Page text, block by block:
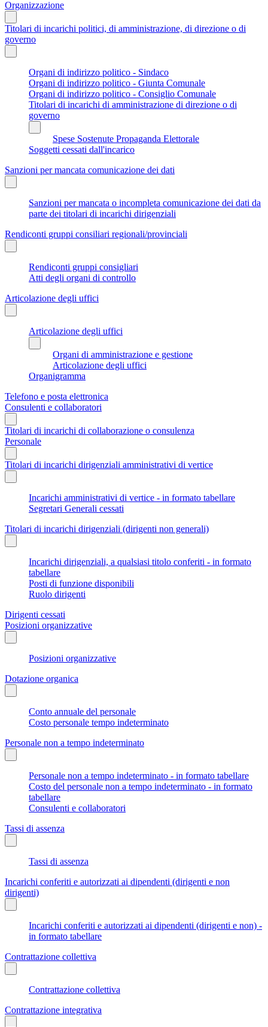
Organizzazione
Titolari di incarichi politici, di amministrazione, di direzione o di
governo
Organi di indirizzo politico - Sindaco
Organi di indirizzo politico - Giunta Comunale
Organi di indirizzo politico - Consiglio Comunale
Titolari di incarichi di amministrazione di direzione o di
governo
Spese Sostenute Propaganda Elettorale
Soggetti cessati dall'incarico
Sanzioni per mancata comunicazione dei dati
Sanzioni per mancata o incompleta comunicazione dei dati da
parte dei titolari di incarichi dirigenziali
Rendiconti gruppi consiliari regionali/provinciali
Rendiconti gruppi consigliari
Atti degli organi di controllo
Articolazione degli uffici
Articolazione degli uffici
Organi di amministrazione e gestione
Articolazione degli uffici
Organigramma
Telefono e posta elettronica
Consulenti e collaboratori
Titolari di incarichi di collaborazione o consulenza
Personale
Titolari di incarichi dirigenziali amministrativi di vertice
Incarichi amministrativi di vertice - in formato tabellare
Segretari Generali cessati
Titolari di incarichi dirigenziali (dirigenti non generali)
Incarichi dirigenziali, a qualsiasi titolo conferiti - in formato
tabellare
Posti di funzione disponibili
Ruolo dirigenti
Dirigenti cessati
Posizioni organizzative
Posizioni organizzative
Dotazione organica
Conto annuale del personale
Costo personale tempo indeterminato
Personale non a tempo indeterminato
Personale non a tempo indeterminato - in formato tabellare
Costo del personale non a tempo indeterminato - in formato
tabellare
Consulenti e collaboratori
Tassi di assenza
Tassi di assenza
Incarichi conferiti e autorizzati ai dipendenti (dirigenti e non
dirigenti)
Incarichi conferiti e autorizzati ai dipendenti (dirigenti e non) -
in formato tabellare
Contrattazione collettiva
Contrattazione collettiva
Contrattazione integrativa